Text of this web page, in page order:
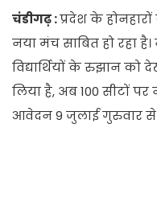
चंडीगढ़ :प्रदेश के
नया मंच साबित हो रहा
विद्यार्थियों के रुझान
लिया है, अब 100 सीटों पर
आवेदन 9 जुलाई गुरुवार से